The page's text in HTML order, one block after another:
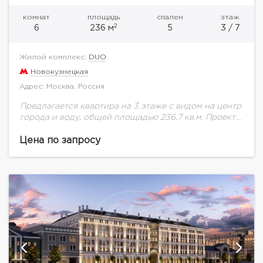
комнат
6
площадь
236 м2
спален
5
этаж
3 / 7
Жилой комплекс: DUO
Новокузнецкая
Адрес: Москва, Россия
Предлагается квартира на 3 этаже с видом на центр
города и воду, общей площадью 236,7 кв.м. Проект
реставрацию Кокоревского подворья...
Цена по запросу